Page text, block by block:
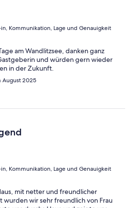
Kommunikation, Lage und Genauigkeit
am Wandlitzsee, danken ganz
und würden gern wieder
in der Zukunft.
August 2025
Kommunikation, Lage und Genauigkeit
mit netter und freundlicher
wurden wir sehr freundlich von Frau